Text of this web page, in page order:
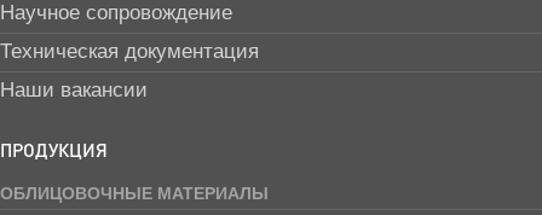
Научное сопровождение
Техническая документация
Наши вакансии
ПРОДУКЦИЯ
ОБЛИЦОВОЧНЫЕ МАТЕРИАЛЫ